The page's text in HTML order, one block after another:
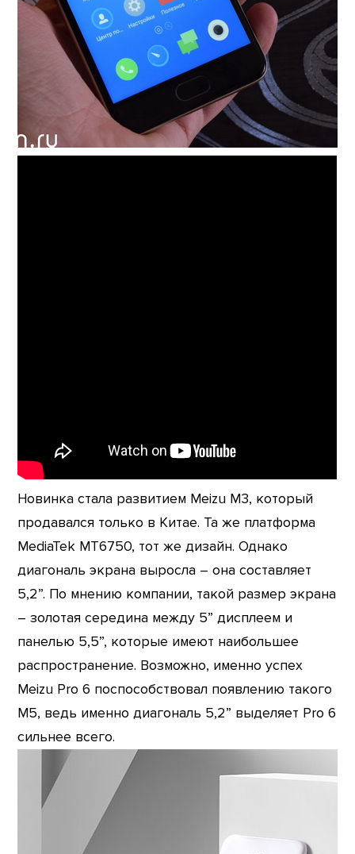
Новинка стала развитием Meizu M3, который
продавался только в Китае. Та же платформа
MediaTek MT6750, тот же дизайн. Однако
диагональ экрана выросла – она составляет
5,2”. По мнению компании, такой размер экрана
– золотая середина между 5” дисплеем и
панелью 5,5”, которые имеют наибольшее
распространение. Возможно, именно успех
Meizu Pro 6 поспособствовал появлению такого
M5, ведь именно диагональ 5,2” выделяет Pro 6
сильнее всего.